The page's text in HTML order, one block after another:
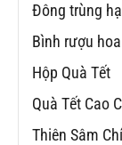
Đông trùng
Bình rượu
Hộp Quà Tết
Quà Tết Cao
Thiên Sâm